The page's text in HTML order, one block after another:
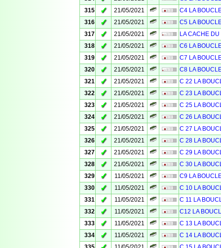
315
✓ 21/05/2021
C4 LA
316
✓ 21/05/2021
C5 LA
317
✓ 21/05/2021
LA CACHE
318
✓ 21/05/2021
C6 LA
319
✓ 21/05/2021
C7 LA
320
✓ 21/05/2021
C8 LA
321
✓ 21/05/2021
C 22 LA
322
✓ 21/05/2021
C 23 LA
323
✓ 21/05/2021
C 25 LA
324
✓ 21/05/2021
C 26 LA
325
✓ 21/05/2021
C 27 LA
326
✓ 21/05/2021
C 28 LA
327
✓ 21/05/2021
C 29 LA
328
✓ 21/05/2021
C 30 LA
329
✓ 11/05/2021
C9 LA
330
✓ 11/05/2021
C 10 LA
331
✓ 11/05/2021
C 11 LA
332
✓ 11/05/2021
C12 LA
333
✓ 11/05/2021
C 13 LA
334
✓ 11/05/2021
C 14 LA